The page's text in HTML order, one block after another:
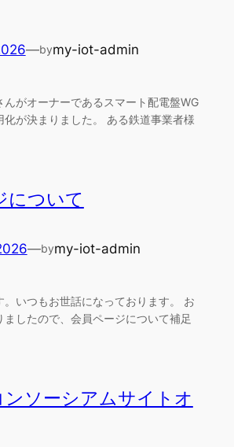
—bymy-iot-admin
んがオーナーであるスマート配電盤WG
化が決まりました。 ある鉄道事業者様
について
—bymy-iot-admin
。いつもお世話になっております。 お
ましたので、会員ページについて補足
ソーシアムサイトオ